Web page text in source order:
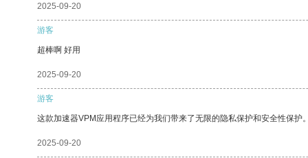
2025-09-20
游客
超棒啊 好用
2025-09-20
游客
这款加速器VPM应用程序已经为我们带来了无限的隐私保护和安全性保护
2025-09-20